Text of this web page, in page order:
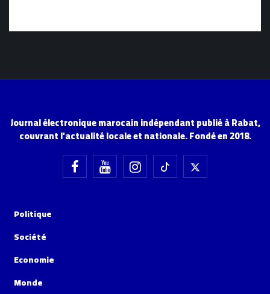
Journal électronique marocain indépendant publié à Rabat,
couvrant l'actualité locale et nationale. Fondé en 2018.
Politique
Société
Economie
Monde